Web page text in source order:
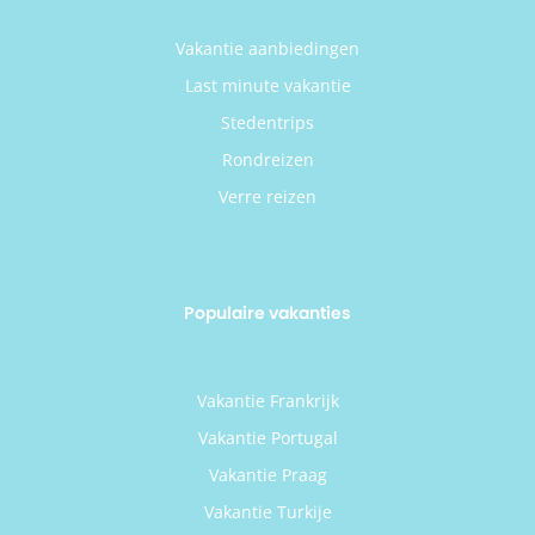
Vakantie aanbiedingen
Last minute vakantie
Stedentrips
Rondreizen
Verre reizen
Populaire vakanties
Vakantie Frankrijk
Vakantie Portugal
Vakantie Praag
Vakantie Turkije